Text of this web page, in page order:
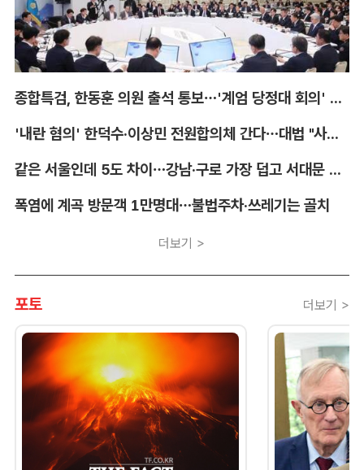
종합특검, 한동훈 의원 출석 통보…'계엄 당정대 회의' 참고인
'내란 혐의' 한덕수·이상민 전원합의체 간다…대법 "사법적 평가 필요"
같은 서울인데 5도 차이…강남·구로 가장 덥고 서대문 낮다
폭염에 계곡 방문객 1만명대…불법주차·쓰레기는 골치
더보기 >
포토 더보기 >